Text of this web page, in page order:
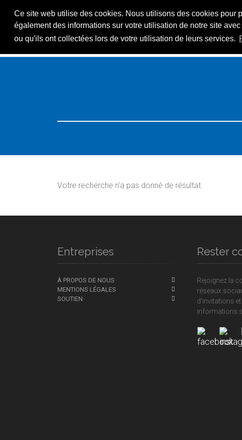
Ce site web utilise des cookies. Nous utilisons des cookies pour
également des informations sur votre utilisation de notre site
ou qu'ils ont collectées lors de votre utilisation de leurs services.
Votre recherche n'a pas donné de résultat
Entreprises
À PROPOS DE NOUS
MENTIONS LÉGALES
SOUTIEN
Rester
Rejoignez la
réseaux
d'invitations
informations